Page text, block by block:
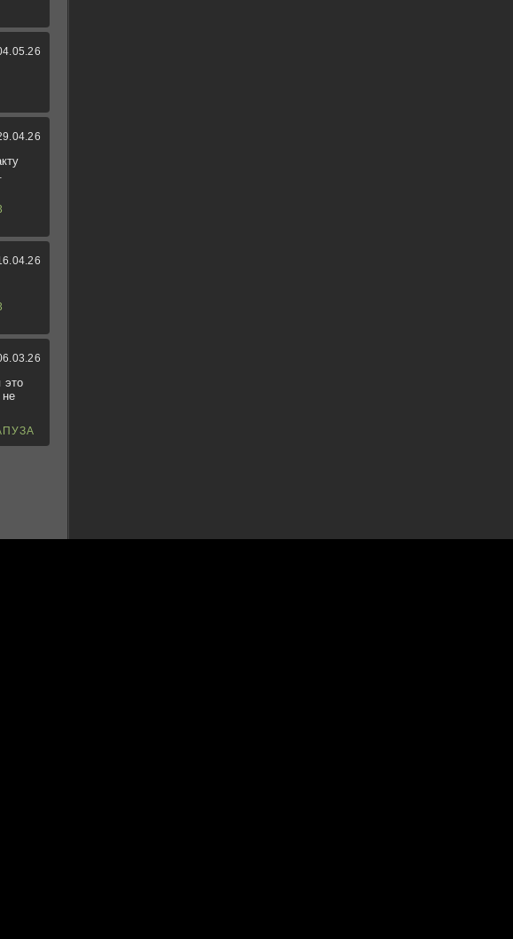
это